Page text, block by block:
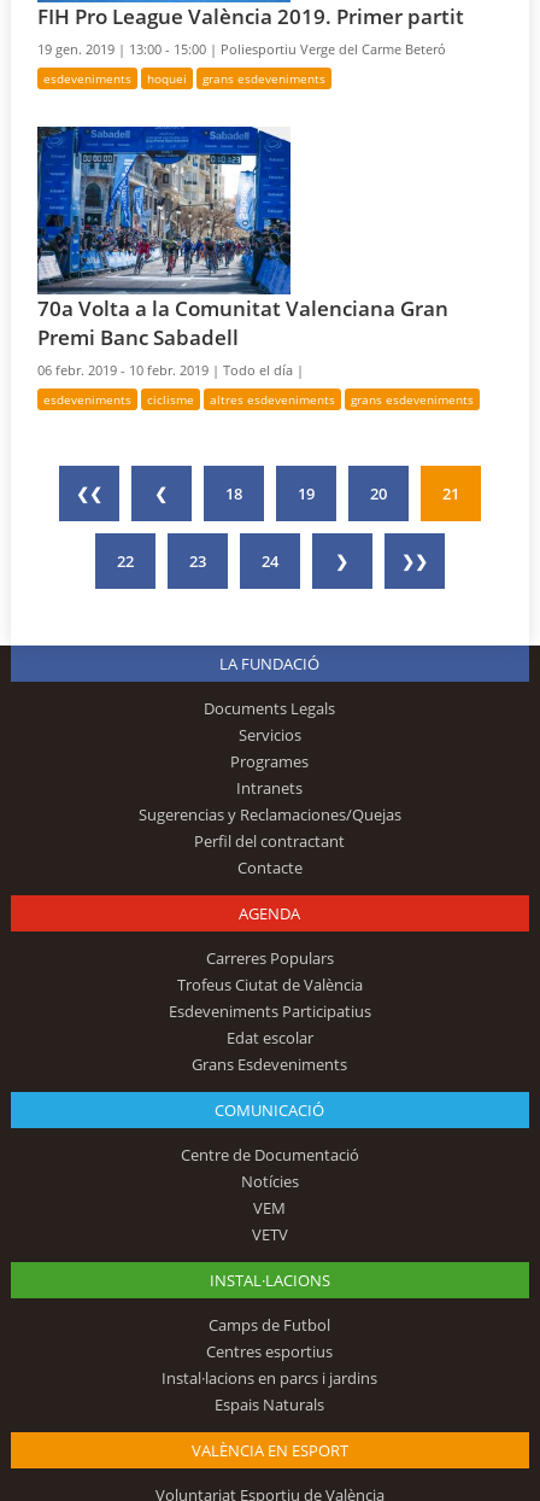
FIH Pro League València 2019. Primer partit
19 gen. 2019 | 13:00 - 15:00 | Poliesportiu Verge del Carme Beteró
esdeveniments hoquei grans esdeveniments
70a Volta a la Comunitat Valenciana Gran
Premi Banc Sabadell
06 febr. 2019 - 10 febr. 2019 |Todo el día |
esdeveniments ciclisme altres esdeveniments grans esdeveniments
❮❮ ❮ 18 19 20 21
22 23 24 ❯ ❯❯
LA FUNDACIÓ
Documents Legals
Servicios
Programes
Intranets
Sugerencias y Reclamaciones/Quejas
Perfil del contractant
Contacte
AGENDA
Carreres Populars
Trofeus Ciutat de València
Esdeveniments Participatius
Edat escolar
Grans Esdeveniments
COMUNICACIÓ
Centre de Documentació
Notícies
VEM
VETV
INSTAL·LACIONS
Camps de Futbol
Centres esportius
Instal·lacions en parcs i jardins
Espais Naturals
VALÈNCIA EN ESPORT
Voluntariat Esportiu de València